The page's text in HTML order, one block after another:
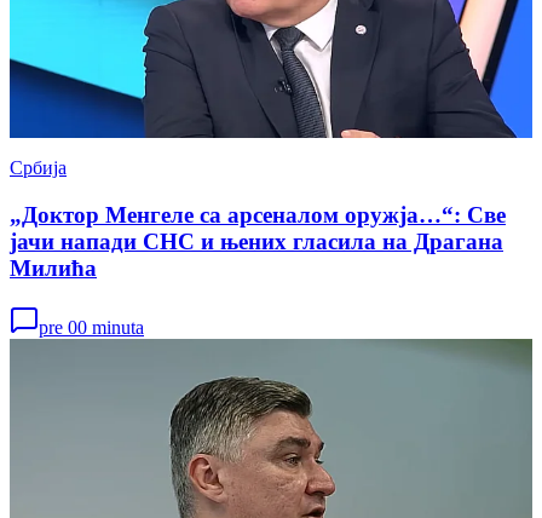
Србија
„Доктор Менгеле са арсеналом оружја…“: Све
јачи напади СНС и њених гласила на Драгана
Милића
pre 00 minuta